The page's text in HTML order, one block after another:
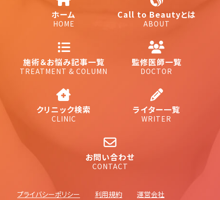
ホーム
HOME
Call to Beautyとは
ABOUT
施術＆お悩み記事一覧
TREATMENT & COLUMN
監修医師一覧
DOCTOR
クリニック検索
CLINIC
ライター一覧
WRITER
お問い合わせ
CONTACT
プライバシーポリシー 利用規約 運営会社